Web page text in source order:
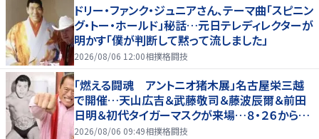
ドリー・ファンク・ジュニアさん、テーマ曲「スピニン
グ・トー・ホールド」秘話…元日テレディレクターが
明かす「僕が判断して黙って流しました」
2026/08/06 12:00相撲格闘技
「燃える闘魂 アントニオ猪木展」名古屋栄三越
で開催…天山広吉＆武藤敬司＆藤波辰爾＆前田
日明＆初代タイガーマスクが来場…８・２６から９・
７まで
2026/08/06 09:49相撲格闘技